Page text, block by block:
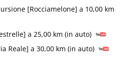
[Rocciamelone] a 10,00 km
a 25,00 km (in auto)
Reale] a 30,00 km (in auto)